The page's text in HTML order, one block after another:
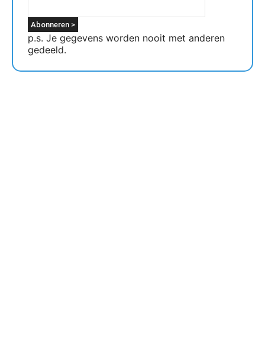
p.s. Je gegevens worden nooit met anderen
gedeeld.